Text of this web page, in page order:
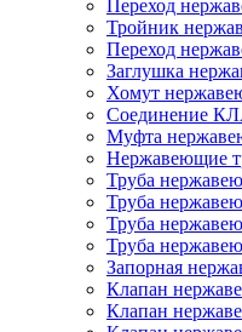
Переход
Тройник
Переход
Заглушка
Хомут
Соединение
Муфта
Нержавеющие
Труба
Труба
Труба
Труба
Запорная
Клапан
Клапан